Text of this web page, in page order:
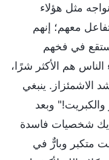
مثل هؤلاء
معهم؛ إنهم
في فخهم
هم الأكثر شرًا،
الاشمئزاز. ينبغي
والكبريت!" وبعد
شخصيات فاسدة
متكبر وبارٌّ في